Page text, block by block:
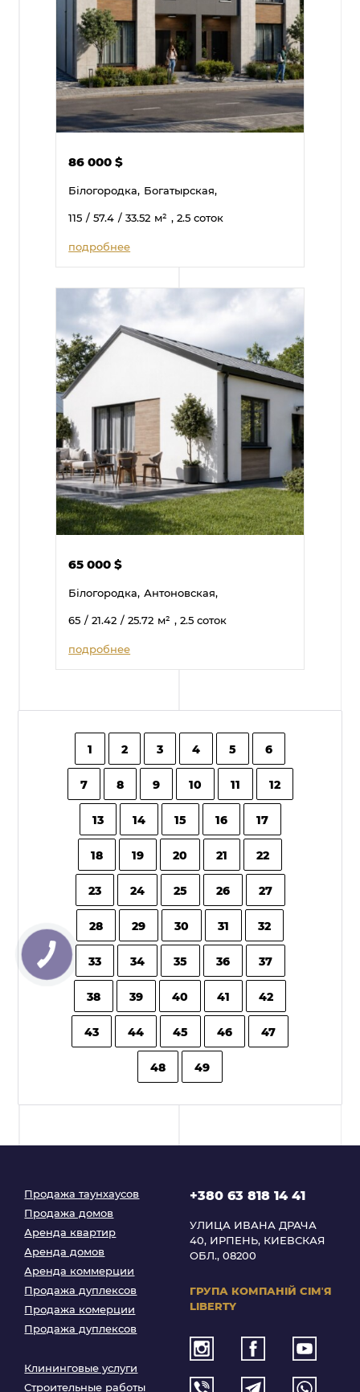
86 000$
Білогородка, Богатырская,
115 / 57.4 / 33.52 м² , 2.5 соток
подробнее
65 000$
Білогородка, Антоновская,
65 / 21.42 / 25.72 м² , 2.5 соток
подробнее
1 2 3 4 5 6
7 8 9 10 11 12
13 14 15 16 17
18 19 20 21 22
23 24 25 26 27
28 29 30 31 32
33 34 35 36 37
38 39 40 41 42
43 44 45 46 47
48 49
Продажа таунхаусов
Продажа домов
Аренда квартир
Аренда домов
Аренда коммерции
Продажа дуплексов
Продажа комерции
Продажа дуплексов
Клининговые услуги
Строительные работы
+380 63 818 14 41
УЛИЦА ИВАНА ДРАЧА
40, ИРПЕНЬ, КИЕВСКАЯ
ОБЛ., 08200
ГРУПА КОМПАНІЙ СІМʼЯ
LIBERTY